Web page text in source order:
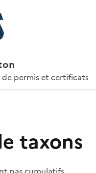
de permis et certificats
taxons